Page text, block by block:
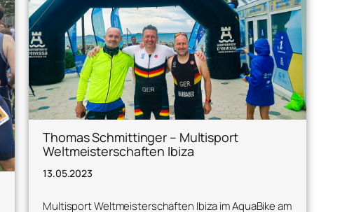
Thomas Schmittinger – Multisport
Weltmeisterschaften Ibiza
13.05.2023
Multisport Weltmeisterschaften Ibiza im AquaBike am